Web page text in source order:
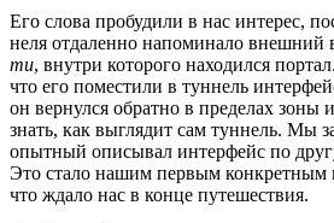
Его сло­ва про­бу­ди­ли в нас инте­рес,
не­ля отда­лен­но напо­ми­на­ло внеш­ний
ти, внут­ри кото­ро­го нахо­дил­ся
что его поме­сти­ли в тун­нель
он вер­нул­ся обрат­но в пре­де­лах зоны
знать, как выгля­дит сам тун­нель. Мы
опыт­ный опи­сы­вал интер­фейс по
Это ста­ло нашим пер­вым кон­крет­ным
что жда­ло нас в кон­це путешествия.